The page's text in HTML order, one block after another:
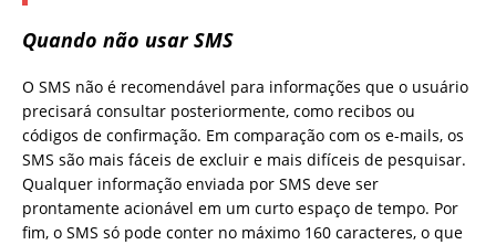
Quando não usar SMS
O SMS não é recomendável para informações que o usuário
precisará consultar posteriormente, como recibos ou
códigos de confirmação. Em comparação com os e-mails, os
SMS são mais fáceis de excluir e mais difíceis de pesquisar.
Qualquer informação enviada por SMS deve ser
prontamente acionável em um curto espaço de tempo. Por
fim, o SMS só pode conter no máximo 160 caracteres, o que